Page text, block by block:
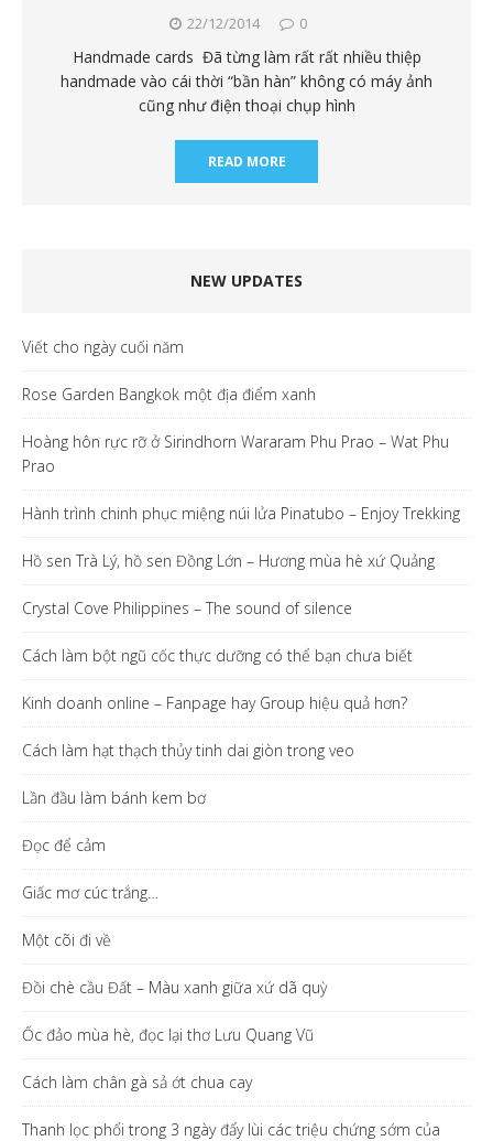
22/12/2014 0
Handmade cards Đã từng làm rất rất nhiều thiệp
handmade vào cái thời “bần hàn” không có máy ảnh
cũng như điện thoại chụp hình
READ MORE
NEW UPDATES
Viết cho ngày cuối năm
Rose Garden Bangkok một địa điểm xanh
Hoàng hôn rực rỡ ở Sirindhorn Wararam Phu Prao – Wat Phu
Prao
Hành trình chinh phục miệng núi lửa Pinatubo – Enjoy Trekking
Hồ sen Trà Lý, hồ sen Đồng Lớn – Hương mùa hè xứ Quảng
Crystal Cove Philippines – The sound of silence
Cách làm bột ngũ cốc thực dưỡng có thể bạn chưa biết
Kinh doanh online – Fanpage hay Group hiệu quả hơn?
Cách làm hạt thạch thủy tinh dai giòn trong veo
Lần đầu làm bánh kem bơ
Đọc để cảm
Giấc mơ cúc trắng…
Một cõi đi về
Đồi chè cầu Đất – Màu xanh giữa xứ dã quỳ
Ốc đảo mùa hè, đọc lại thơ Lưu Quang Vũ
Cách làm chân gà sả ớt chua cay
Thanh lọc phổi trong 3 ngày đẩy lùi các triệu chứng sớm của